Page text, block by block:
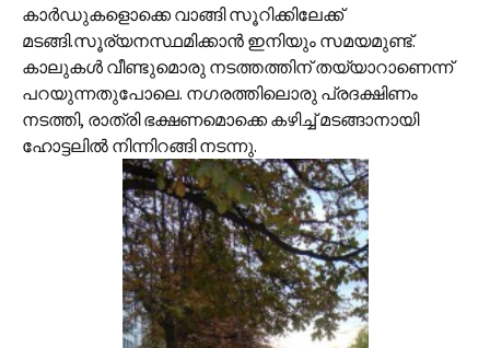
കാര്‍ഡുകളൊക്കെ വാങ്ങി സൂറിക്കിലേക്ക്
മടങ്ങി.സൂ‍ര്യനസ്ഥമിക്കാന്‍ ഇനിയും സമയമുണ്ട്.
കാലുകള്‍ വീണ്ടുമൊരു നടത്തത്തിന് തയ്യാറാണെന്ന്
പറയുന്നതുപോലെ. നഗരത്തിലൊരു പ്രദക്ഷിണം
നടത്തി, രാത്രി ഭക്ഷണമൊക്കെ കഴിച്ച് മടങ്ങാനായി
ഹോട്ടലില്‍ നിന്നിറങ്ങി നടന്നു.